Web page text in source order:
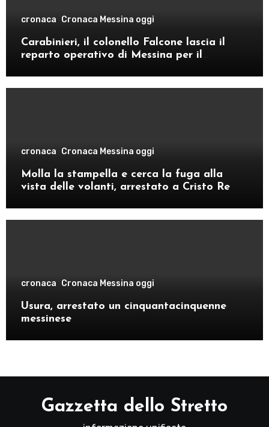
cronaca Cronaca Messina oggi
Carabinieri, il colonello Falcone lascia il
reparto operativo di Messina per il
cronaca Cronaca Messina oggi
Molla la stampella e cerca la fuga alla
vista delle volanti, arrestato a Cristo Re
cronaca Cronaca Messina oggi
Usura, arrestato un cinquantacinquenne
messinese
Gazzetta dello Stretto